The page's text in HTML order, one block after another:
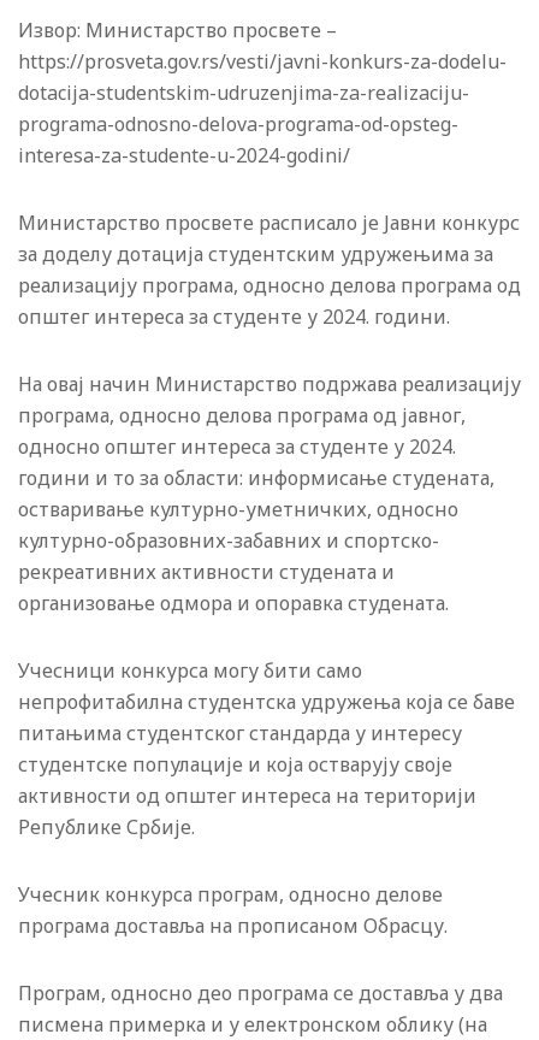
Извор: Министарство просвете –
https://prosveta.gov.rs/vesti/javni-konkurs-za-dodelu-
dotacija-studentskim-udruzenjima-za-realizaciju-
programa-odnosno-delova-programa-od-opsteg-
interesa-za-studente-u-2024-godini/
Министарство просвете расписало је Јавни конкурс
за доделу дотација студентским удружењима за
реализацију програма, односно делова програма од
општег интереса за студенте у 2024. години.
На овај начин Министарство подржава реализацију
програма, односно делова програма од јавног,
односно општег интереса за студенте у 2024.
години и то за области: информисање студената,
остваривање културно-уметничких, односно
културно-образовних-забавних и спортско-
рекреативних активности студената и
организовање одмора и опоравка студената.
Учесници конкурса могу бити само
непрофитабилна студентска удружења која се баве
питањима студентског стандарда у интересу
студентске популације и која остварују своје
активности од општег интереса на територији
Републике Србије.
Учесник конкурса програм, односно делове
програма доставља на прописаном Обрасцу.
Програм, односно део програма се доставља у два
писмена примерка и у електронском облику (на